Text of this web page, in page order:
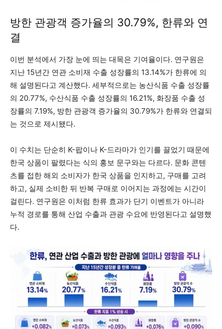
방한 관광객 증가율의 30.79%, 한류와 연
결
이번 분석에서 가장 눈에 띄는 대목은 기여율이다. 연구원은
지난 15년간 연관 소비재 수출 성장률의 13.14%가 한류에 의
해 설명된다고 계산했다. 세부적으로는 농산식품 수출 성장률
의 20.77%, 수산식품 수출 성장률의 16.21%, 화장품 수출 성
장률의 7.19%, 방한 관광객 증가율의 30.79%가 한류와 연결되
는 것으로 제시됐다.
이 수치는 단순히 K-팝이나 K-드라마가 인기를 끌었기 때문에
한국 상품이 팔렸다는 식의 홍보 문구와는 다르다. 문화 콘텐
츠를 접한 해외 소비자가 한국 상품을 인지하고, 구매를 고려
하고, 실제 소비한 뒤 반복 구매로 이어지는 과정에는 시간이
걸린다. 연구원은 이처럼 한류 효과가 단기 이벤트가 아니라
누적 경로를 통해 산업 수출과 관광 수요에 반영된다고 설명했
다.